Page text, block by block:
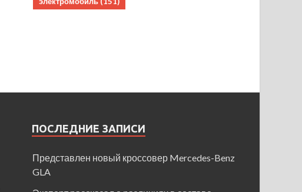
ПОСЛЕДНИЕ ЗАПИСИ
Представлен новый кроссовер Mercedes-Benz
GLA